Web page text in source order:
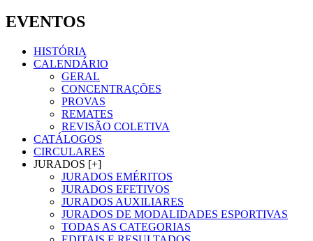
EVENTOS
HISTÓRIA
CALENDÁRIO
GERAL
CONCENTRAÇÕES
PROVAS
REMATES
REVISÃO COLETIVA
CATÁLOGOS
CIRCULARES
JURADOS [+]
JURADOS EMÉRITOS
JURADOS EFETIVOS
JURADOS AUXILIARES
JURADOS DE MODALIDADES ESPORTIVAS
TODAS AS CATEGORIAS